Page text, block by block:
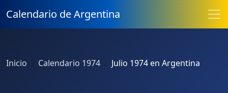
Calendario de Argentina
Inicio Calendario 1974 Julio 1974 en Argentina